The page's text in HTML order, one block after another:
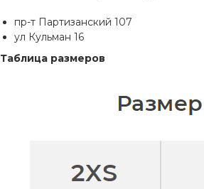
пр-т Партизанский 107
ул Кульман 16
Таблица размеров